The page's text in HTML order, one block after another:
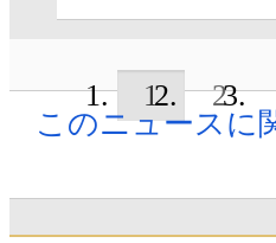
1 2
このニュースに